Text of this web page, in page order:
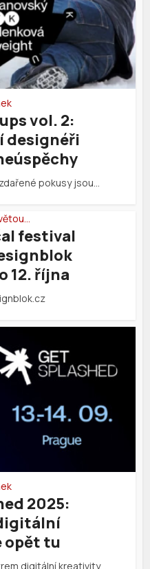
vol. 2:
designéři
pokusy jsou…
festival
12. října
2025:
opět tu
digitální kreativity…